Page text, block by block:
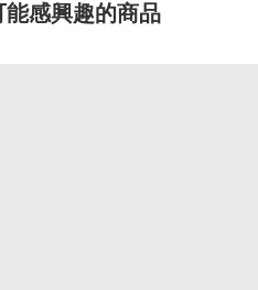
能感興趣的商品